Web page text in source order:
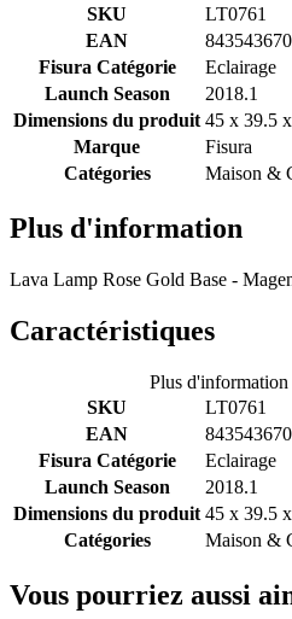
SKU
LT0761
EAN
Fisura Catégorie
Eclairage
Launch Season
2018.1
Dimensions du produit 45 x 39.5
Marque
Fisura
Catégories
Maison &
Plus d'information
Lava Lamp Rose Gold Base -
Caractéristiques
Plus d'information
SKU
LT0761
EAN
Fisura Catégorie
Eclairage
Launch Season
2018.1
Dimensions du produit 45 x 39.5
Catégories
Maison &
Vous pourriez aussi